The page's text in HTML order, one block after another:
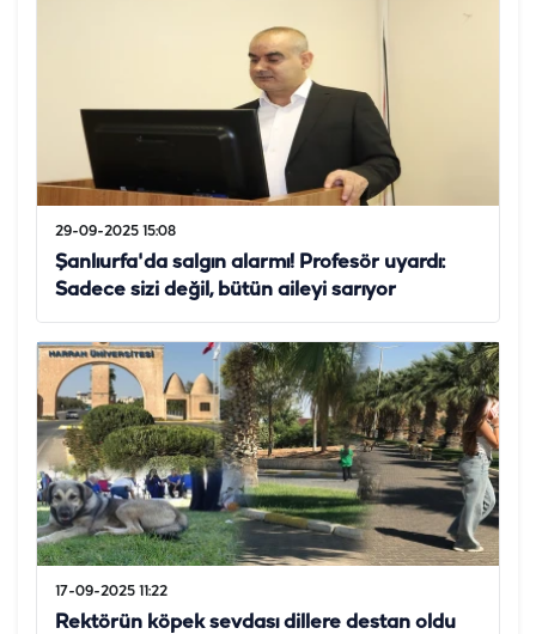
29-09-2025 15:08
Şanlıurfa'da salgın alarmı! Profesör uyardı:
Sadece sizi değil, bütün aileyi sarıyor
17-09-2025 11:22
Rektörün köpek sevdası dillere destan oldu